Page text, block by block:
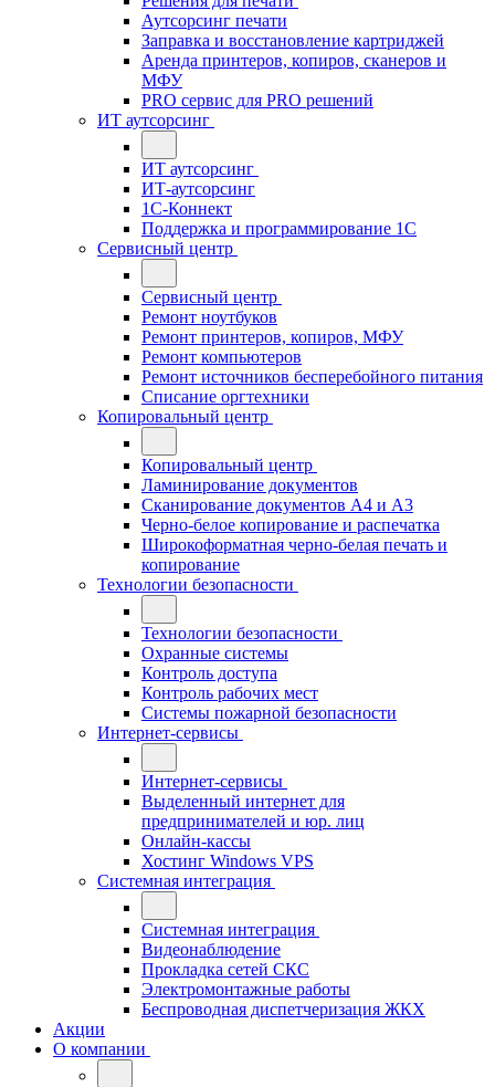
Аутсорсинг печати
Заправка и восстановление картриджей
Аренда принтеров, копиров, сканеров и
МФУ
PRO сервис для PRO решений
ИТ аутсорсинг
ИТ аутсорсинг
ИТ-аутсорсинг
1С-Коннект
Поддержка и программирование 1С
Сервисный центр
Сервисный центр
Ремонт ноутбуков
Ремонт принтеров, копиров, МФУ
Ремонт компьютеров
Ремонт источников бесперебойного питания
Списание оргтехники
Копировальный центр
Копировальный центр
Ламинирование документов
Сканирование документов А4 и А3
Черно-белое копирование и распечатка
Широкоформатная черно-белая печать и
копирование
Технологии безопасности
Технологии безопасности
Охранные системы
Контроль доступа
Контроль рабочих мест
Системы пожарной безопасности
Интернет-сервисы
Интернет-сервисы
Выделенный интернет для
предпринимателей и юр. лиц
Онлайн-кассы
Хостинг Windows VPS
Системная интеграция
Системная интеграция
Видеонаблюдение
Прокладка сетей СКС
Электромонтажные работы
Беспроводная диспетчеризация ЖКХ
Акции
О компании